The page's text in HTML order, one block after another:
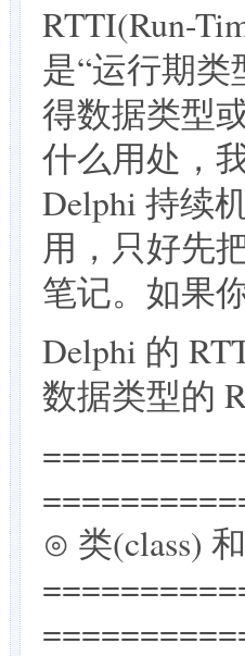
RTTI(Run-
是“运行期
得数据类型
什么用处，
Delphi 持续
用，只好先
笔记。如果
Delphi 的
数据类型的
⊙ 类(class)